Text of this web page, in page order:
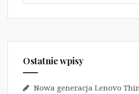
Ostatnie wpisy
Nowa generacja Lenovo